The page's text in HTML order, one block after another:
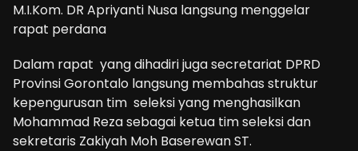
M.I.Kom. DR Apriyanti Nusa langsung menggelar
rapat perdana
Dalam rapat yang dihadiri juga secretariat DPRD
Provinsi Gorontalo langsung membahas struktur
kepengurusan tim seleksi yang menghasilkan
Mohammad Reza sebagai ketua tim seleksi dan
sekretaris Zakiyah Moh Baserewan ST.